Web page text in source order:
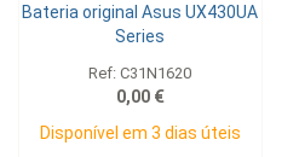
Bateria original Asus UX430UA
Series
Ref: C31N1620
0,00 €
Disponível em 3 dias úteis